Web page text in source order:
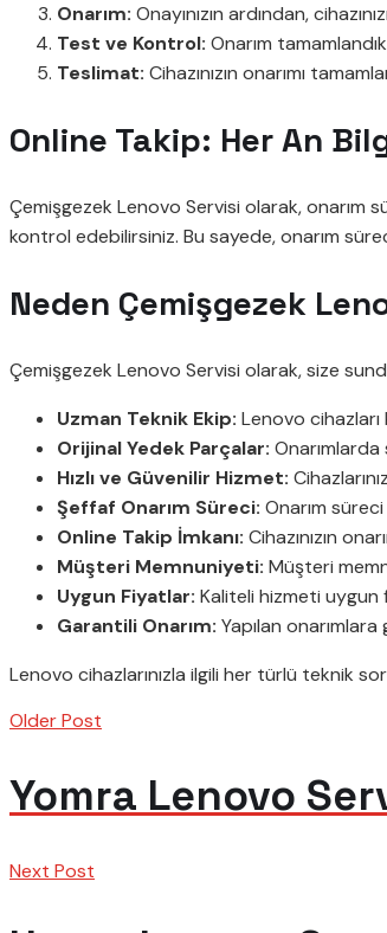
Onarım: Onayınızın ardından,
Test ve Kontrol: Onarım
Teslimat: Cihazınızın onarımı
Online Takip: Her An
Çemişgezek Lenovo Servisi olarak, onarım
kontrol edebilirsiniz. Bu sayede, onarım
Neden Çemişgezek
Çemişgezek Lenovo Servisi olarak, size
Uzman Teknik Ekip: Lenovo
Orijinal Yedek Parçalar:
Hızlı ve Güvenilir Hizmet:
Şeffaf Onarım Süreci: Onarım
Online Takip İmkanı: Cihazınızın
Müşteri Memnuniyeti: Müşteri
Uygun Fiyatlar: Kaliteli hizmeti
Garantili Onarım: Yapılan
Lenovo cihazlarınızla ilgili her türlü teknik
Older Post
Yomra Lenovo
Next Post